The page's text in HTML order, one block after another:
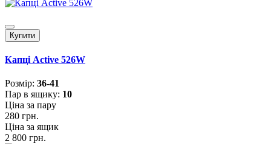
Купити
Капці Active 526W
Розмiр: 36-41
Пар в ящику: 10
Ціна за пару
280 грн.
Ціна за ящик
2 800 грн.